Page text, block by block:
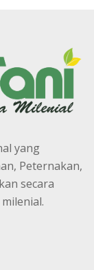
yang
Peternakan,
secara